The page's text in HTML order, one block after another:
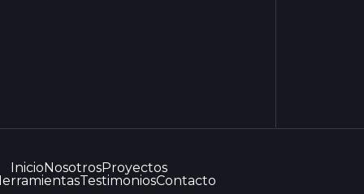
InicioNosotrosProyectos
TestimoniosContacto